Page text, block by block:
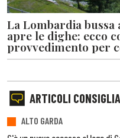
La Lombardia
apre le dighe: ecco
provvedimento per
ARTICOLI
ALTO GARDA